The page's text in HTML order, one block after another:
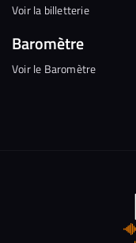
Voir la billetterie
Baromètre
Voir le Baromètre